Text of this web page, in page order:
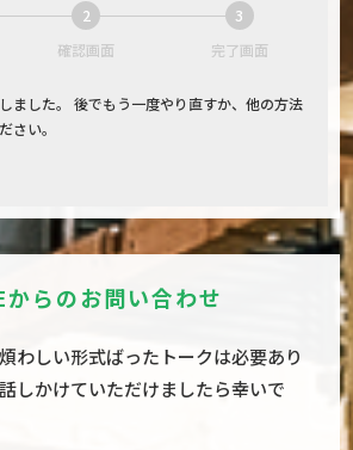
2
確認画面現
表
い
る
面
す。
3
完了画面現
表
い
る
す。
ました。 後でもう一度やり直すか、他の方法
さい。
らのお問い合わせ
わしい形式ばったトークは必要あり
しかけていただけましたら幸いで